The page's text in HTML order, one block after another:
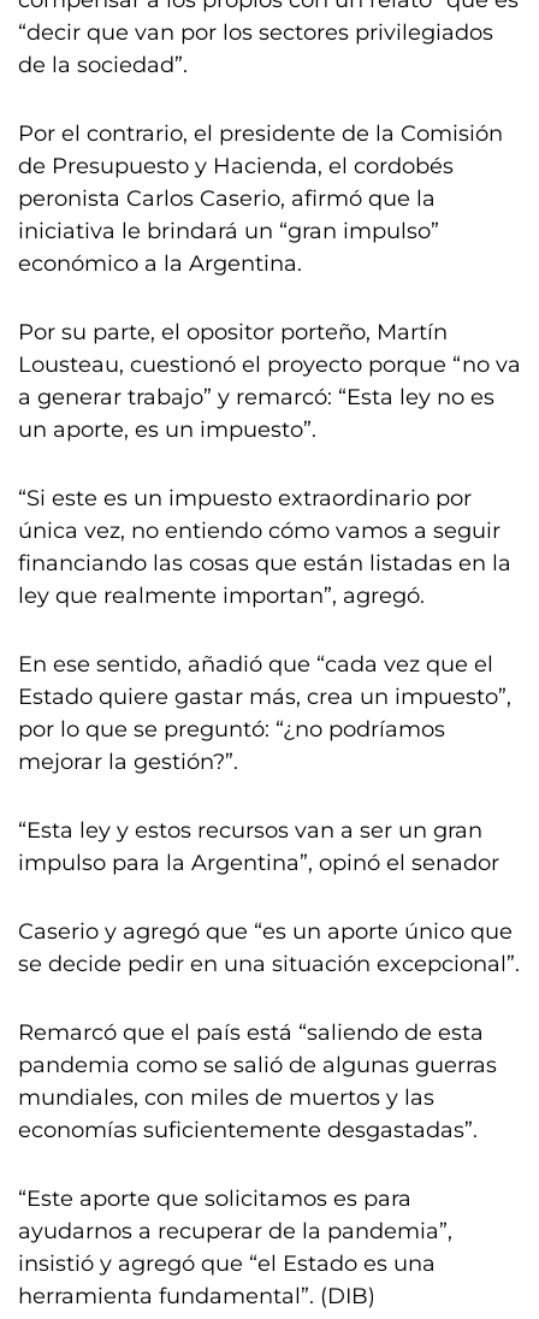
“decir que van por los sectores privilegiados
de la sociedad”.
Por el contrario, el presidente de la Comisión
de Presupuesto y Hacienda, el cordobés
peronista Carlos Caserio, afirmó que la
iniciativa le brindará un “gran impulso”
económico a la Argentina.
Por su parte, el opositor porteño, Martín
Lousteau, cuestionó el proyecto porque “no va
a generar trabajo” y remarcó: “Esta ley no es
un aporte, es un impuesto”.
“Si este es un impuesto extraordinario por
única vez, no entiendo cómo vamos a seguir
financiando las cosas que están listadas en la
ley que realmente importan”, agregó.
En ese sentido, añadió que “cada vez que el
Estado quiere gastar más, crea un impuesto”,
por lo que se preguntó: “¿no podríamos
mejorar la gestión?”.
“Esta ley y estos recursos van a ser un gran
impulso para la Argentina”, opinó el senador
Caserio y agregó que “es un aporte único que
se decide pedir en una situación excepcional”.
Remarcó que el país está “saliendo de esta
pandemia como se salió de algunas guerras
mundiales, con miles de muertos y las
economías suficientemente desgastadas”.
“Este aporte que solicitamos es para
ayudarnos a recuperar de la pandemia”,
insistió y agregó que “el Estado es una
herramienta fundamental”. (DIB)